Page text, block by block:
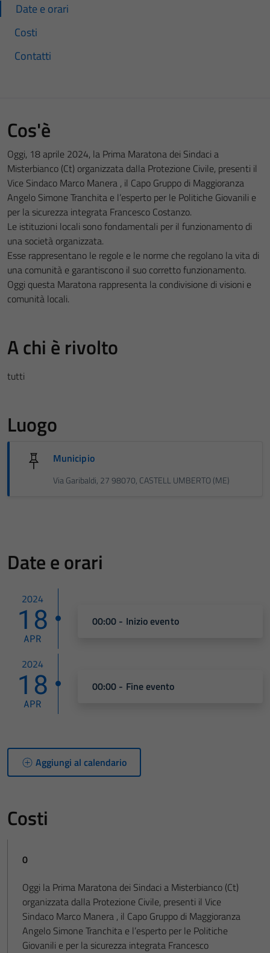
Date e orari
Costi
Contatti
Cos'è
Oggi, 18 aprile 2024, la Prima Maratona dei Sindaci a
Misterbianco (Ct) organizzata dalla Protezione Civile, presenti il
Vice Sindaco Marco Manera , il Capo Gruppo di Maggioranza
Angelo Simone Tranchita e l’esperto per le Politiche Giovanili e
per la sicurezza integrata Francesco Costanzo.
Le istituzioni locali sono fondamentali per il funzionamento di
una società organizzata.
Esse rappresentano le regole e le norme che regolano la vita di
una comunità e garantiscono il suo corretto funzionamento.
Oggi questa Maratona rappresenta la condivisione di visioni e
comunità locali.
A chi è rivolto
tutti
Luogo
Municipio
Via Garibaldi, 27 98070, CASTELL UMBERTO (ME)
Date e orari
2024
18
APR
00:00 - Inizio evento
2024
18
APR
00:00 - Fine evento
Aggiungi al calendario
Costi
0
Oggi la Prima Maratona dei Sindaci a Misterbianco (Ct)
organizzata dalla Protezione Civile, presenti il Vice
Sindaco Marco Manera , il Capo Gruppo di Maggioranza
Angelo Simone Tranchita e l’esperto per le Politiche
Giovanili e per la sicurezza integrata Francesco